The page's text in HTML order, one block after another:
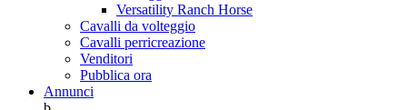
Versatility Ranch Horse
Cavalli da volteggio
Cavalli perricreazione
Venditori
Pubblica ora
Annunci